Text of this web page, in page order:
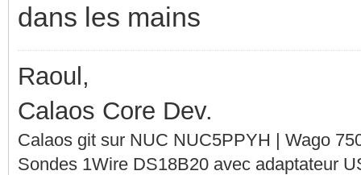
dans les mains
Raoul,
Calaos Core Dev.
Calaos git sur NUC NUC5PPYH | Wago
Sondes 1Wire DS18B20 avec adaptateur